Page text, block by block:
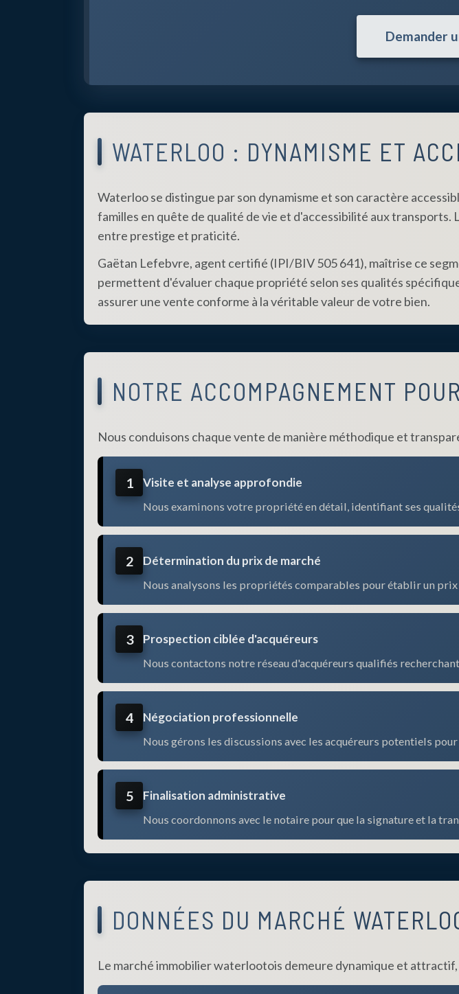
Demander
WATERLOO : DYNAMISME ET
Waterloo se distingue par son dynamisme et son caractère
familles en quête de qualité de vie et d'accessibilité aux
entre prestige et praticité.
Gaëtan Lefebvre, agent certifié (IPI/BIV 505 641), maîtrise ce
permettent d'évaluer chaque propriété selon ses qualités
assurer une vente conforme à la véritable valeur de votre bien.
NOTRE ACCOMPAGNEMENT
Nous conduisons chaque vente de manière méthodique et
1 Visite et analyse approfondie
Nous examinons votre propriété en détail, identifiant ses
2 Détermination du prix de marché
Nous analysons les propriétés comparables pour établir un
3 Prospection ciblée d'acquéreurs
Nous contactons notre réseau d'acquéreurs qualifiés
4 Négociation professionnelle
Nous gérons les discussions avec les acquéreurs potentiels
5 Finalisation administrative
Nous coordonnons avec le notaire pour que la signature et la
DONNÉES DU MARCHÉ
Le marché immobilier waterlootois demeure dynamique et